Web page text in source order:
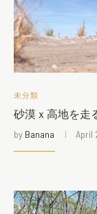
未分類
砂漠ｘ高地を
by Banana April